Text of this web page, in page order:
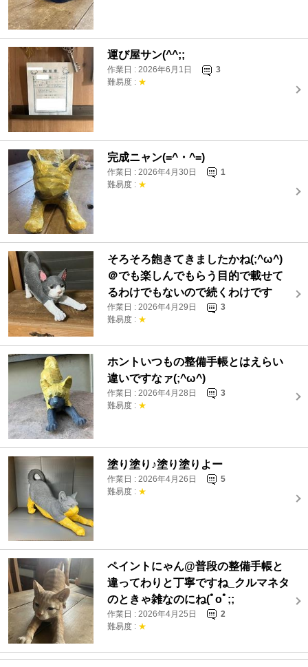
運び屋サン(^^;;
作業日 : 2026年6月1日
3
難易度 : ★
完成ニャン(=^・^=)
作業日 : 2026年4月30日
1
難易度 : ★
そろそろ飽きてきましたかね(;^ω^)
＠でも楽しんでもらう目的で載せて
るわけでもないので続くわけです
作業日 : 2026年4月29日
3
難易度 : ★
ホントいつもの整備手帳とはえらい
違いですなァ(;^ω^)
作業日 : 2026年4月28日
3
難易度 : ★
塗り塗り♪塗り塗りよー
作業日 : 2026年4月26日
5
難易度 : ★
ペイントにゃん@普段の整備手帳と
違ってわりと丁寧ですね_クルマネタ
のときゃ雑なのにね(ﾟoﾟ;;
作業日 : 2026年4月25日
2
難易度 : ★